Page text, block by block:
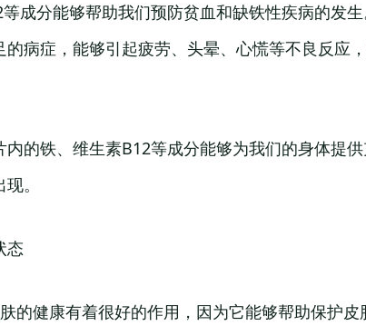
成分能够帮助我们预防贫血和缺铁性疾病的发
的病症，能够引起疲劳、头晕、心慌等不良反应
内的铁、维生素B12等成分能够为我们的身体提
。
态
的健康有着很好的作用，因为它能够帮助保护